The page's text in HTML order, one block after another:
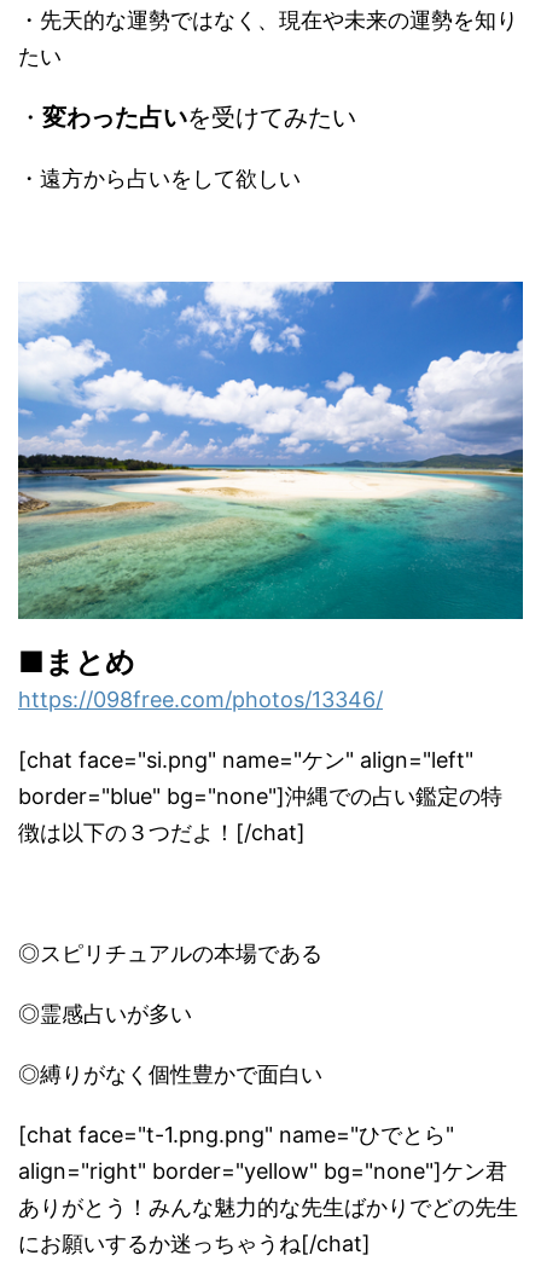
・先天的な運勢ではなく、現在や未来の運勢を知り
たい
・ 変わった占いを受けてみたい
・遠方から占いをして欲しい
■ まとめ
https://098free.com/photos/13346/
[chat face="si.png" name="ケン" align="left"
border="blue" bg="none"]沖縄での占い鑑定の特
徴は以下の３つだよ！[/chat]
◎スピリチュアルの本場である
◎霊感占いが多い
◎縛りがなく個性豊かで面白い
[chat face="t-1.png.png" name="ひでとら"
align="right" border="yellow" bg="none"]ケン君
ありがとう！みんな魅力的な先生ばかりでどの先生
にお願いするか迷っちゃうね[/chat]